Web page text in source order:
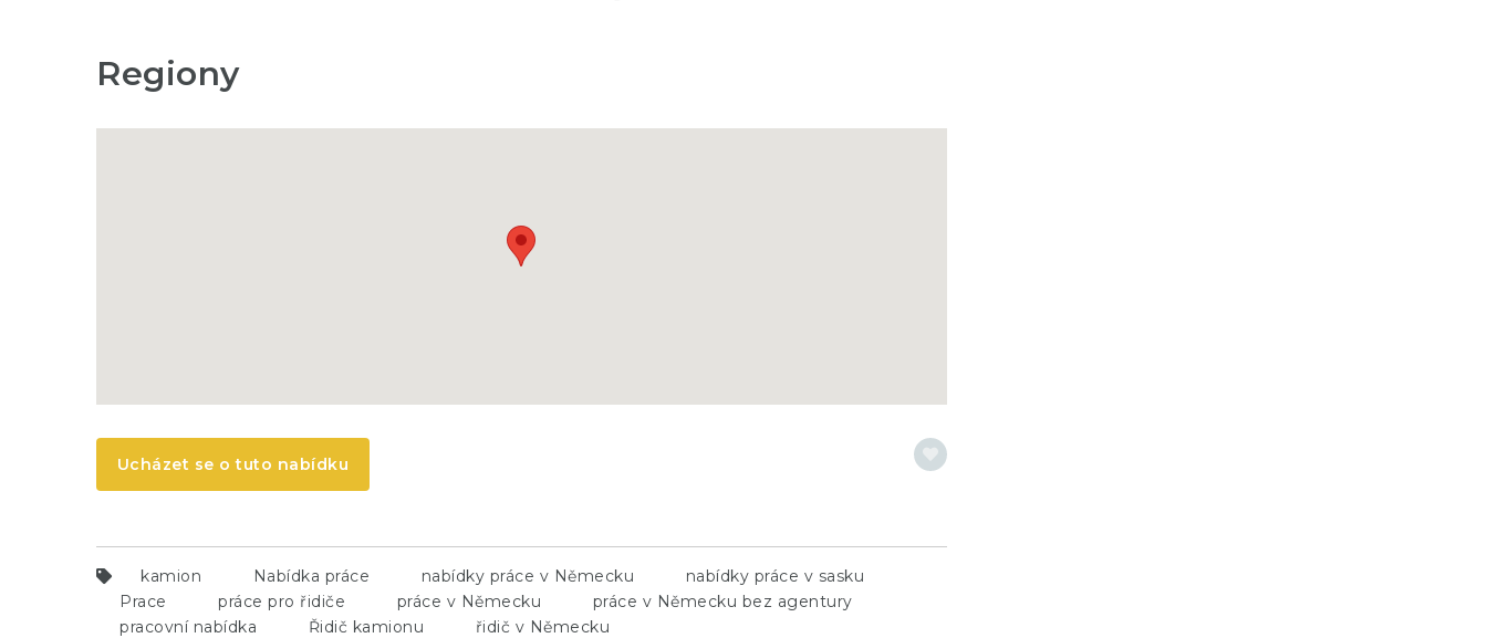
Regiony
Ucházet se o tuto nabídku
kamion Nabídka práce nabídky práce v Německu
nabídky práce v sasku
Prace
práce pro řidiče práce v Německu
práce v Německu bez agentury
pracovní nabídka
Řidič kamionu řidič v Německu